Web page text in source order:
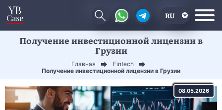
RU
EN
Получение инвестиционной лицензии в
Грузии
Главная
Fintech
Получение инвестиционной лицензии в Грузии
08.05.2026